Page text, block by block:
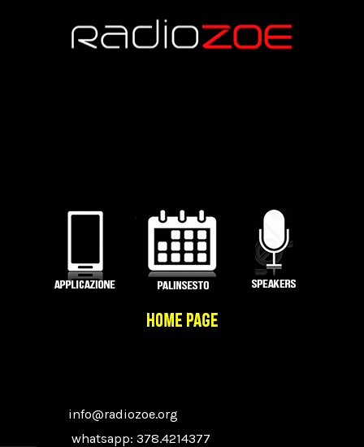
info@radiozoe.org
whatsapp: 378.4214377